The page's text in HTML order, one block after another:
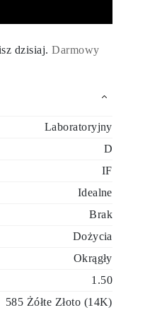
dzisiaj.Darmowy
Laboratoryjny
D
IF
Idealne
Brak
Dożycia
Okrągły
1.50
585 Żółte Złoto (14K)